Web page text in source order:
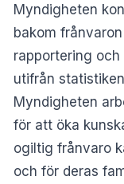
Myndigheten
bakom
rapportering
utifrån
Myndigheten
för att öka
ogiltig frånvaro
och för deras